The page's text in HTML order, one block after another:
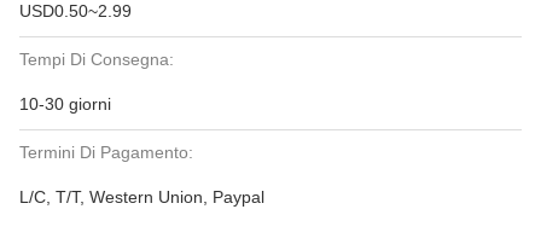
USD0.50~2.99
Tempi Di Consegna:
10-30 giorni
Termini Di Pagamento:
L/C, T/T, Western Union, Paypal